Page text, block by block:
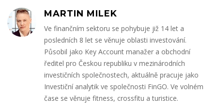
MARTIN MILEK
Ve finančním sektoru se pohybuje již 14 let a
posledních 8 let se věnuje oblasti investování.
Působil jako Key Account manažer a obchodní
ředitel pro Českou republiku v mezinárodních
investičních společnostech, aktuálně pracuje jako
Investiční analytik ve společnosti FinGO. Ve volném
čase se věnuje fitness, crossfitu a turistice.